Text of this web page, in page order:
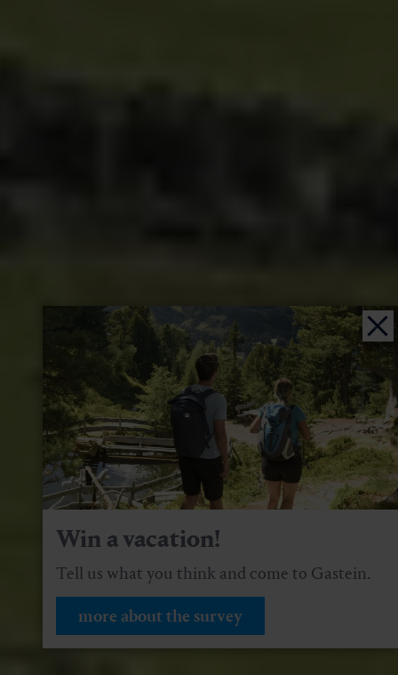
Win a vacation!
Tell us what you think and come to Gastein.
more about the survey